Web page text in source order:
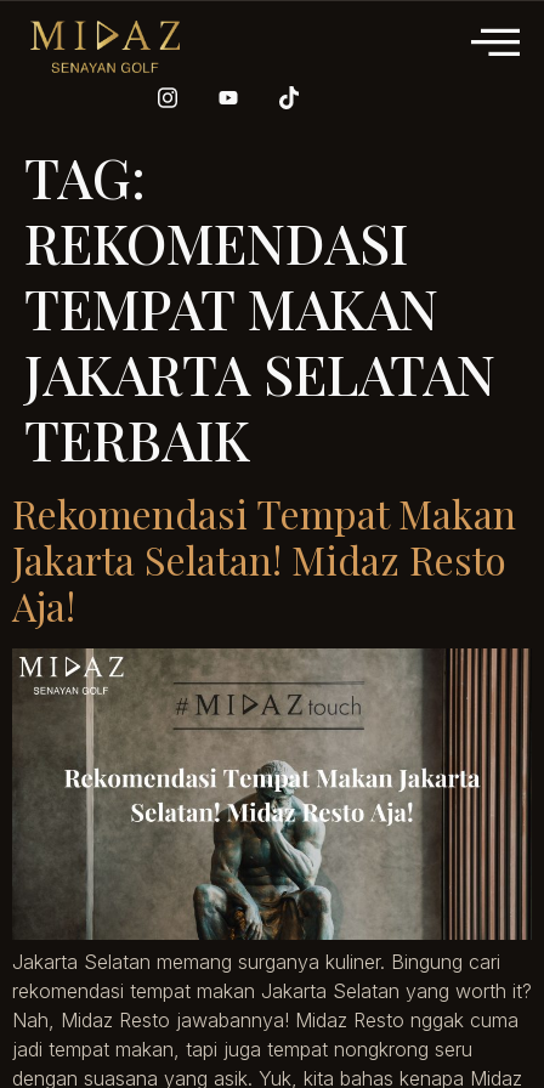
TAG:
REKOMENDASI
TEMPAT MAKAN
JAKARTA SELATAN
TERBAIK
Rekomendasi Tempat Makan
Jakarta Selatan! Midaz Resto
Aja!
Jakarta Selatan memang surganya kuliner. Bingung cari
rekomendasi tempat makan Jakarta Selatan yang worth it?
Nah, Midaz Resto jawabannya! Midaz Resto nggak cuma
jadi tempat makan, tapi juga tempat nongkrong seru
dengan suasana yang asik. Yuk, kita bahas kenapa Midaz